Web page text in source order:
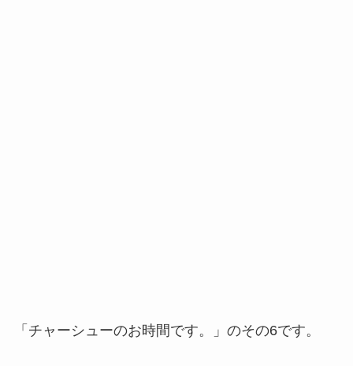
「チャーシューのお時間です。」のその6です。